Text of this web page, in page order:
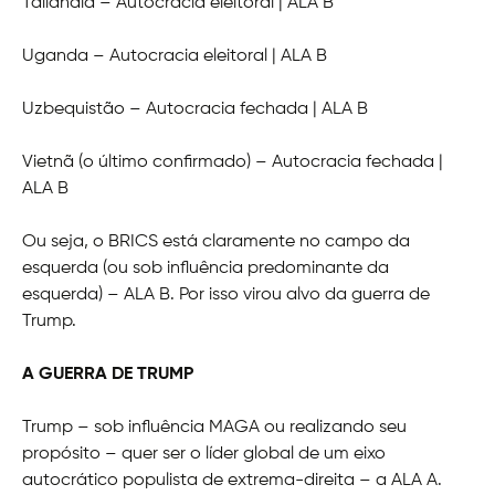
Tailândia – Autocracia eleitoral | ALA B
Uganda – Autocracia eleitoral | ALA B
Uzbequistão – Autocracia fechada | ALA B
Vietnã (o último confirmado) – Autocracia fechada |
ALA B
Ou seja, o BRICS está claramente no campo da
esquerda (ou sob influência predominante da
esquerda) – ALA B. Por isso virou alvo da guerra de
Trump.
A GUERRA DE TRUMP
Trump – sob influência MAGA ou realizando seu
propósito – quer ser o líder global de um eixo
autocrático populista de extrema-direita – a ALA A.